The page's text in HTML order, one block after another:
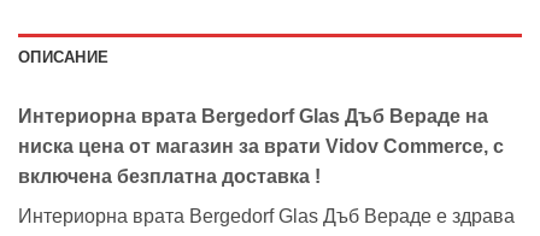
ОПИСАНИЕ
Интериорна врата Bergedorf Glas Дъб Вераде на
ниска цена от магазин за врати Vidov Commerce, с
включена безплатна доставка !
Интериорна врата Bergedorf Glas Дъб Вераде е здрава